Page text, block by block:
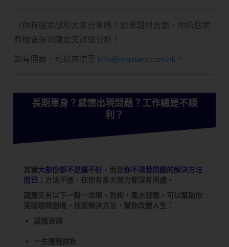
（你有個案想和大家分享嗎？如果題材合適，你的個案
有機會得到龍震天詳細分析！
如有個案，可以來信至 info@masters.com.hk 。
長期單身？感情出現問題？工作總是不順
利？
其實大部份都不是運不好 ，而是你不清楚問題的解決方法
而已 ；方法不通，任你有多大努力都沒有用處。
龍震天有以下一對一命理，咨詢，風水服務，可以幫助你
突破現時困境，找到解決方法，幫你改變人生：
感情咨詢
一生運程詳批